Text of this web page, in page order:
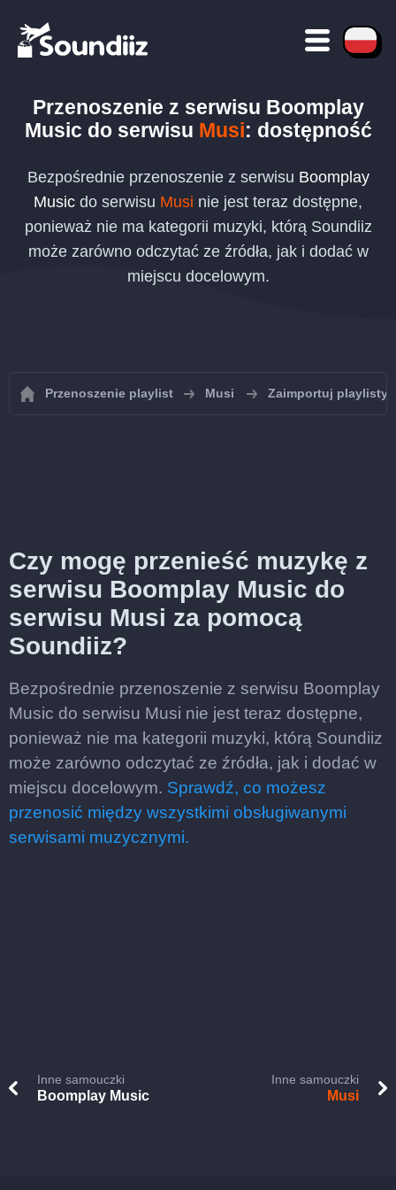
Przenoszenie z serwisu Boomplay
Music do serwisu Musi: dostępność
Bezpośrednie przenoszenie z serwisu Boomplay
Music do serwisu Musi nie jest teraz dostępne,
ponieważ nie ma kategorii muzyki, którą Soundiiz
może zarówno odczytać ze źródła, jak i dodać w
miejscu docelowym.
Przenoszenie playlist Musi Zaimportuj playlisty
Czy mogę przenieść muzykę z
serwisu Boomplay Music do
serwisu Musi za pomocą
Soundiiz?
Bezpośrednie przenoszenie z serwisu Boomplay
Music do serwisu Musi nie jest teraz dostępne,
ponieważ nie ma kategorii muzyki, którą Soundiiz
może zarówno odczytać ze źródła, jak i dodać w
miejscu docelowym. Sprawdź, co możesz
przenosić między wszystkimi obsługiwanymi
serwisami muzycznymi.
Inne samouczki
Boomplay Music
Inne samouczki
Musi